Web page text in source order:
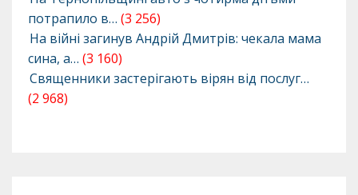
потрапило в… (3 256)
На війні загинув Андрій Дмитрів: чекала мама
сина, а… (3 160)
Священники застерігають вірян від послуг…
(2 968)